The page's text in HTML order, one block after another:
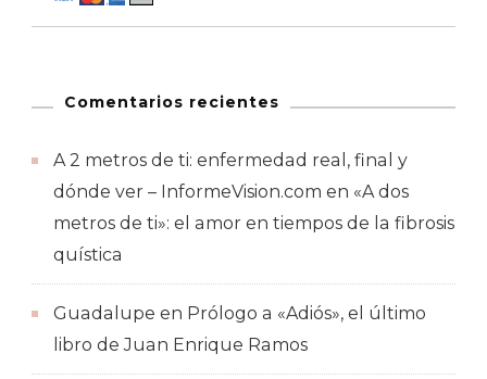
Comentarios recientes
A 2 metros de ti: enfermedad real, final y
dónde ver – InformeVision.com en «A dos
metros de ti»: el amor en tiempos de la fibrosis
quística
Guadalupe en Prólogo a «Adiós», el último
libro de Juan Enrique Ramos